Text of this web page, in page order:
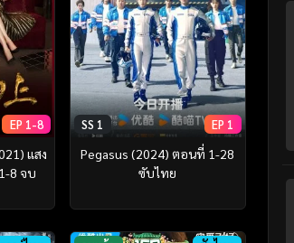
EP 1-8
แสง
8 จบ
SS 1 EP 1
Pegasus (2024) ตอนที่ 1-28
ซับไทย